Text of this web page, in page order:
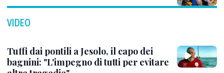
VIDEO
Tuffi dai pontili a Jesolo, il capo dei
bagnini: "L'impegno di tutti per evitare